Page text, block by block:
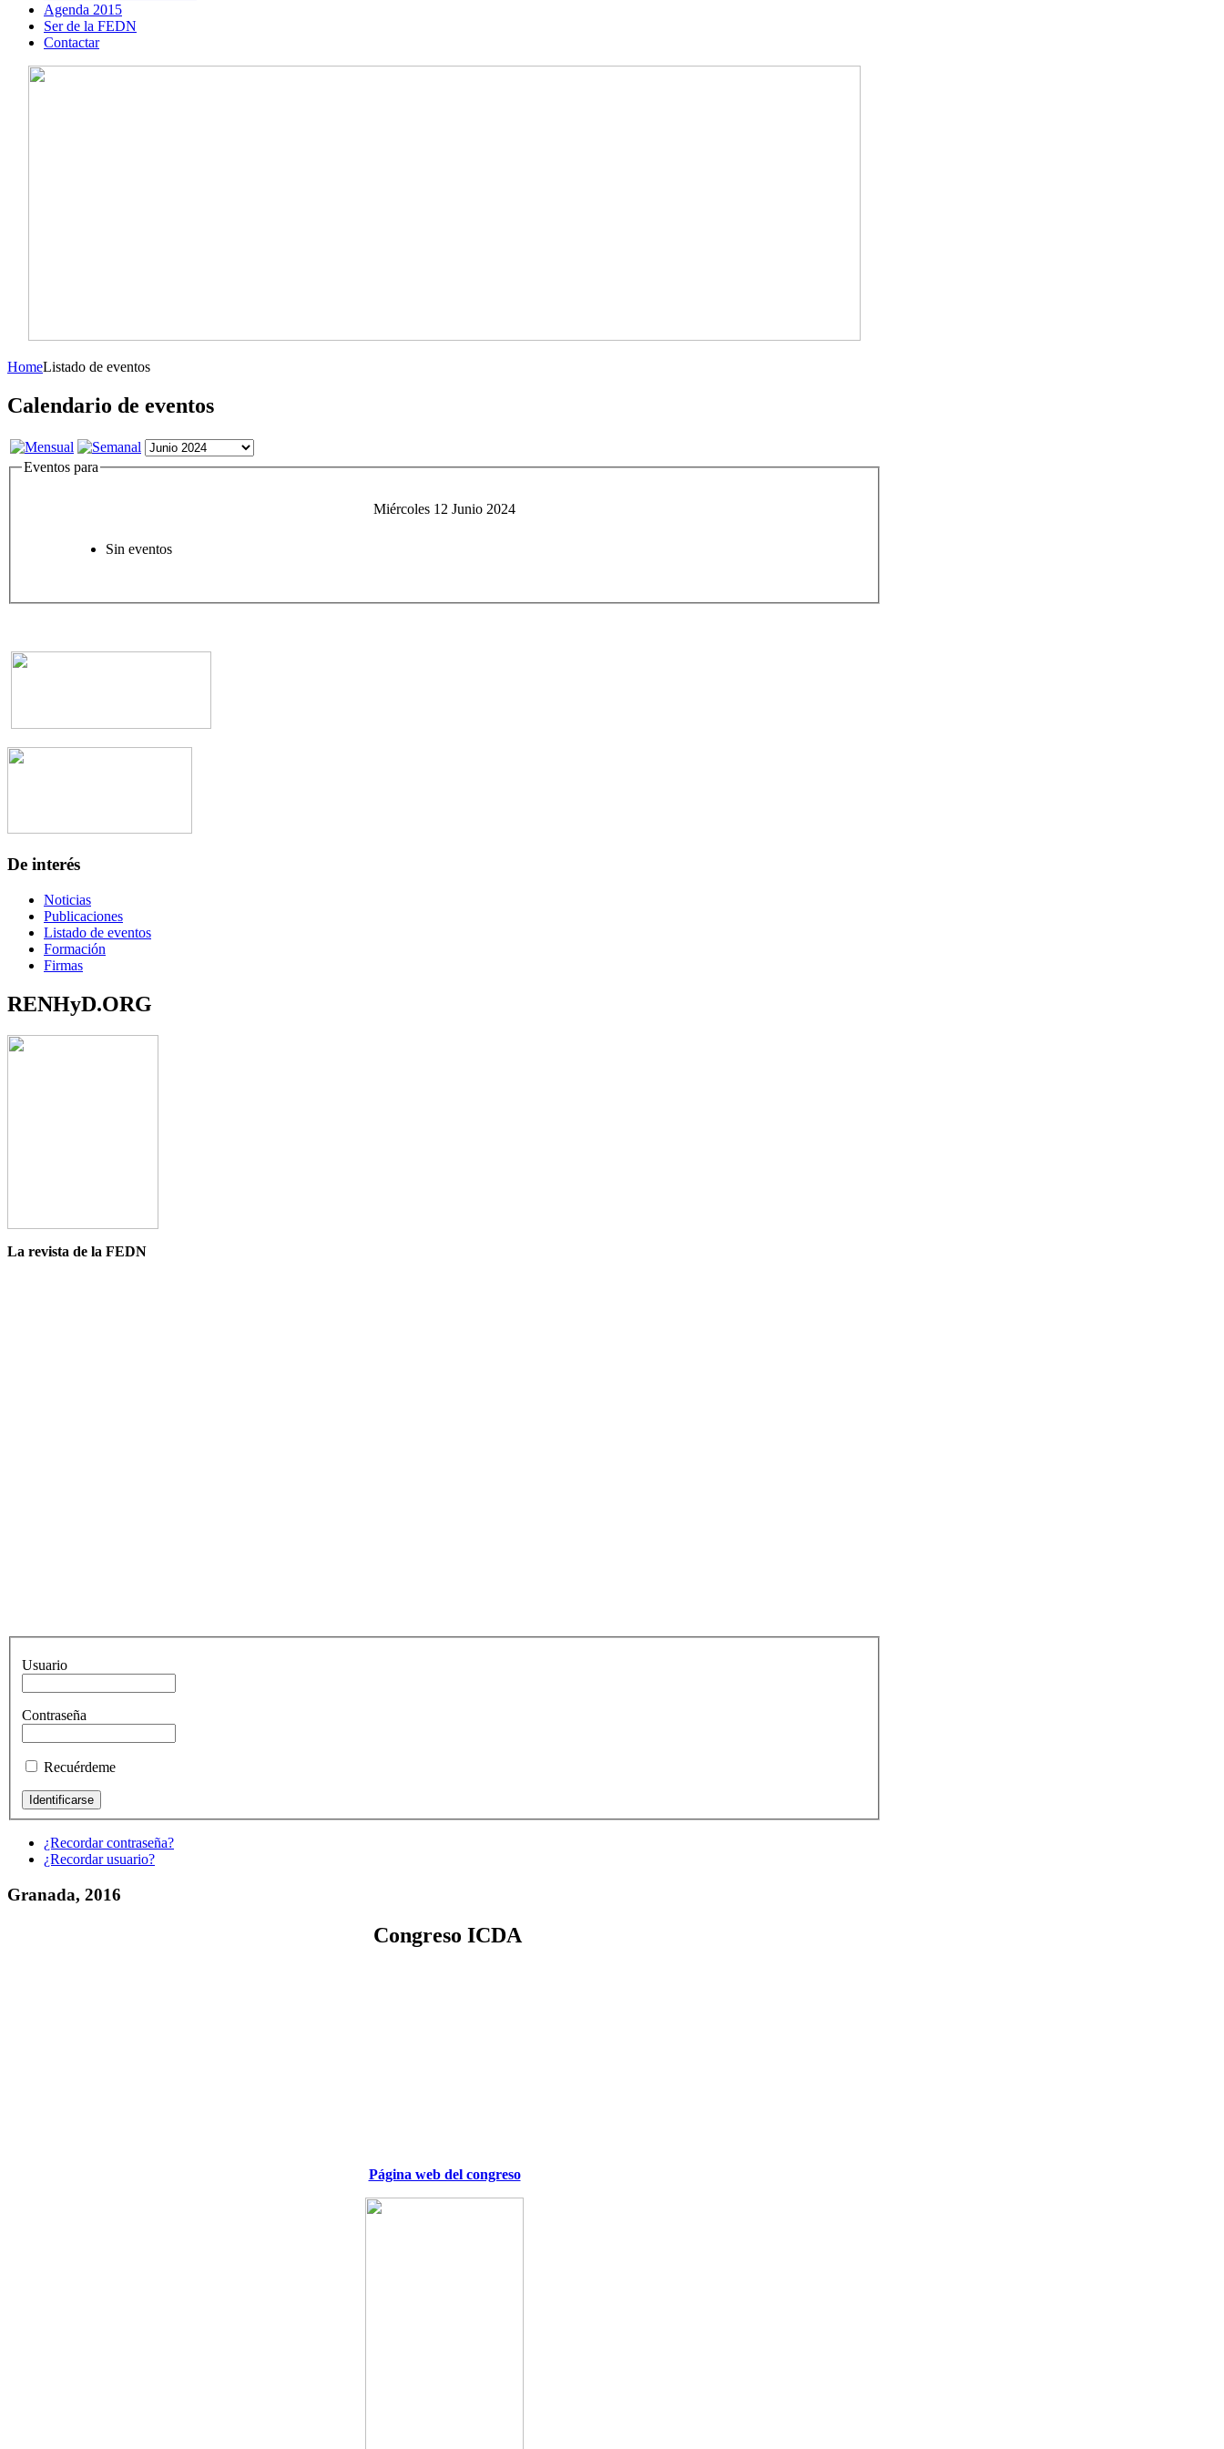
Agenda 2015
Ser de la FEDN
Contactar
HomeListado de eventos
Calendario de eventos
Eventos para
Miércoles 12 Junio 2024
Sin eventos
De interés
Noticias
Publicaciones
Listado de eventos
Formación
Firmas
RENHyD.ORG
La revista de la FEDN
Usuario
Contraseña
Recuérdeme
¿Recordar contraseña?
¿Recordar usuario?
Granada, 2016
Congreso ICDA
Página web del congreso